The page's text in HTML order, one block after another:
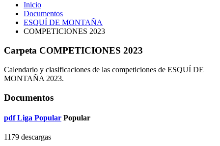
Inicio
Documentos
ESQUÍ DE MONTAÑA
COMPETICIONES 2023
Carpeta COMPETICIONES 2023
Calendario y clasificaciones de las competiciones de ESQUÍ DE
MONTAÑA 2023.
Documentos
pdf Liga Popular Popular
1179 descargas